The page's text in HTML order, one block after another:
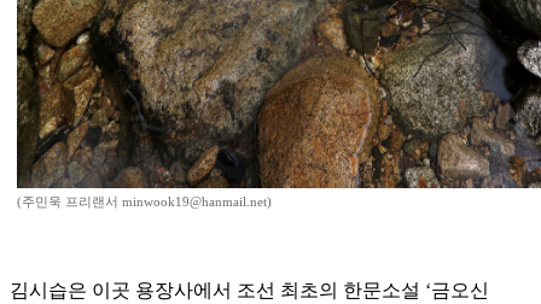
(주민욱 프리랜서 minwook19@hanmail.net)
김시습은 이곳 용장사에서 조선 최초의 한문소설 ‘금오신